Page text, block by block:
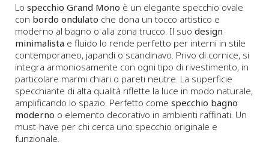
Lo specchio Grand Mono è un elegante specchio ovale
con bordo ondulato che dona un tocco artistico e
moderno al bagno o alla zona trucco. Il suo design
minimalista e fluido lo rende perfetto per interni in stile
contemporaneo, japandi o scandinavo. Privo di cornice, si
integra armoniosamente con ogni tipo di rivestimento, in
particolare marmi chiari o pareti neutre. La superficie
specchiante di alta qualità riflette la luce in modo naturale,
amplificando lo spazio. Perfetto come specchio bagno
moderno o elemento decorativo in ambienti raffinati. Un
must-have per chi cerca uno specchio originale e
funzionale.